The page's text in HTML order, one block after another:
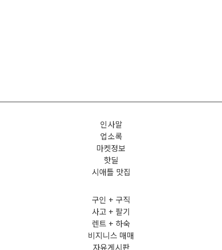
인사말
업소록
마켓정보
핫딜
시애틀 맛집
구인 + 구직
사고 + 팔기
렌트 + 하숙
비지니스 매매
자유게시판